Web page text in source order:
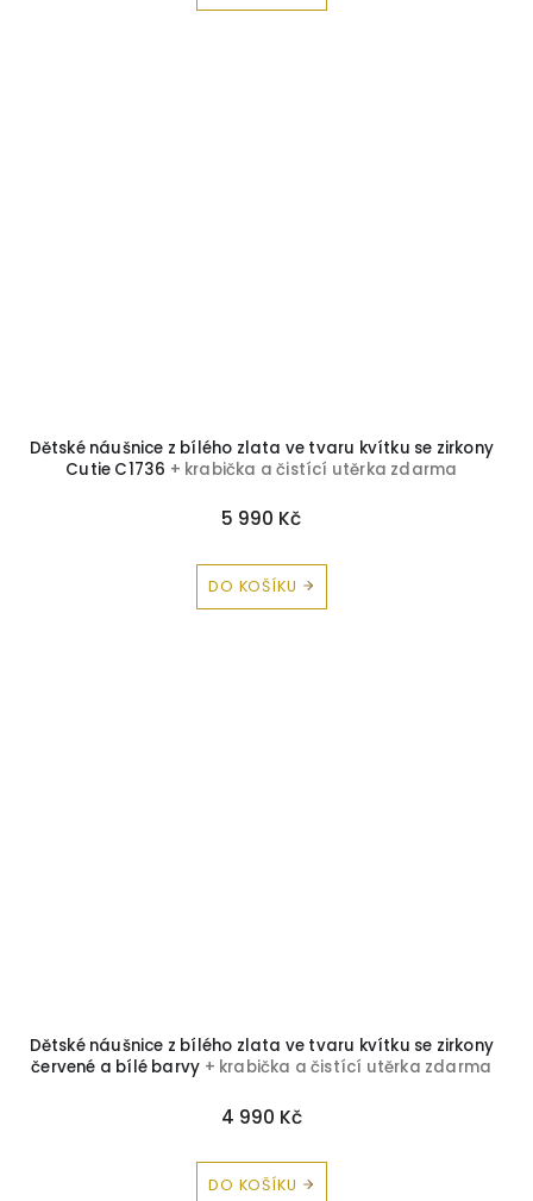
Dětské náušnice z bílého zlata ve tvaru kvítku se zirkony
Cutie C1736 + krabička a čistící utěrka zdarma
5 990 Kč
DO KOŠÍKU
Dětské náušnice z bílého zlata ve tvaru kvítku se zirkony
červené a bílé barvy + krabička a čistící utěrka zdarma
4 990 Kč
DO KOŠÍKU